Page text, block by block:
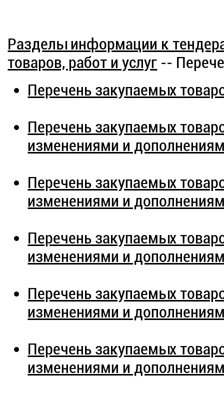
Разделы информации к
товаров, работ и услуг --
Перечень закупаемых
Перечень закупаемых
изменениями и
Перечень закупаемых
изменениями и
Перечень закупаемых
изменениями и
Перечень закупаемых
изменениями и
Перечень закупаемых
изменениями и